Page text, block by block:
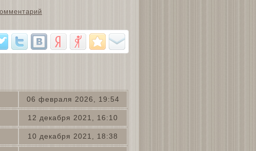
06 февраля 2026, 19:54
12 декабря 2021, 16:10
10 декабря 2021, 18:38